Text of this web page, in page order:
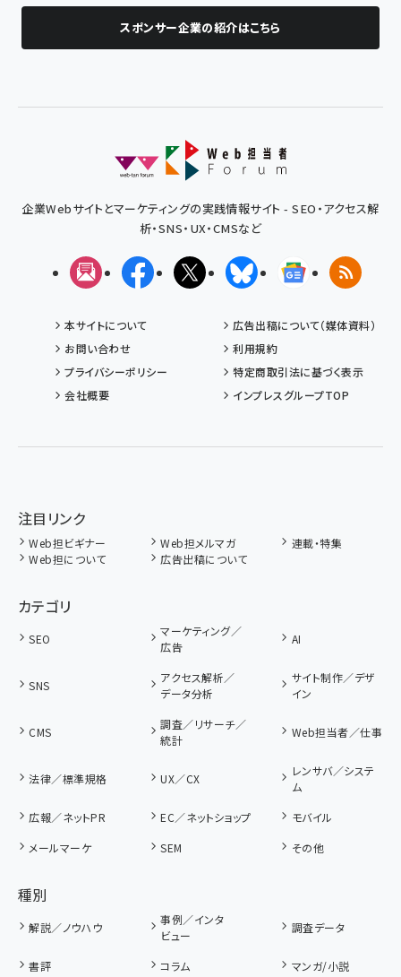
スポンサー企業の紹介はこちら
企業Webサイトとマーケティングの実践情報サイト - SEO・アクセス解
析・SNS・UX・CMSなど
メルマガFacebookX(エックス)BlueskyGoogleニュ
RSS
本サイトについて
広告出稿について（媒体資料）
お問い合わせ
利用規約
プライバシーポリシー
特定商取引法に基づく表示
会社概要
インプレスグループTOP
注目リンク
Web担ビギナー Web担メルマガ
連載・特集
Web担について
広告出稿について
カテゴリ
SEO
マーケティング／
広告
AI
SNS
アクセス解析／
データ分析
サイト制作／デザ
イン
CMS
調査／リサーチ／
統計
Web担当者／仕事
法律／標準規格 UX／CX
レンサバ／システ
ム
広報／ネットPR
EC／ネットショップ
モバイル
メールマーケ
SEM その他
種別
解説／ノウハウ
事例／インタ
ビュー
調査データ
書評 コラム マンガ/小説